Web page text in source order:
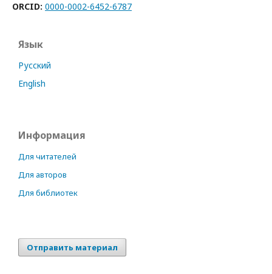
ORCID: 0000-0002-6452-6787
Язык
Русский
English
Информация
Для читателей
Для авторов
Для библиотек
Отправить материал